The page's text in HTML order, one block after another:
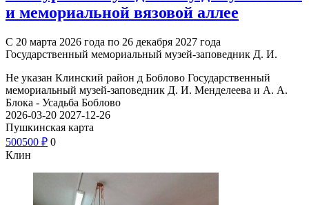
и мемориальной вязовой аллее
С 20 марта 2026 года по 26 декабря 2027 года
Государственный мемориальный музей-заповедник Д. И.
Не указан Клинский район д Боблово Государственный
мемориальный музей-заповедник Д. И. Менделеева и А. А.
Блока - Усадьба Боблово
2026-03-20 2027-12-26
Пушкинская карта
500500 ₽ 0
Клин